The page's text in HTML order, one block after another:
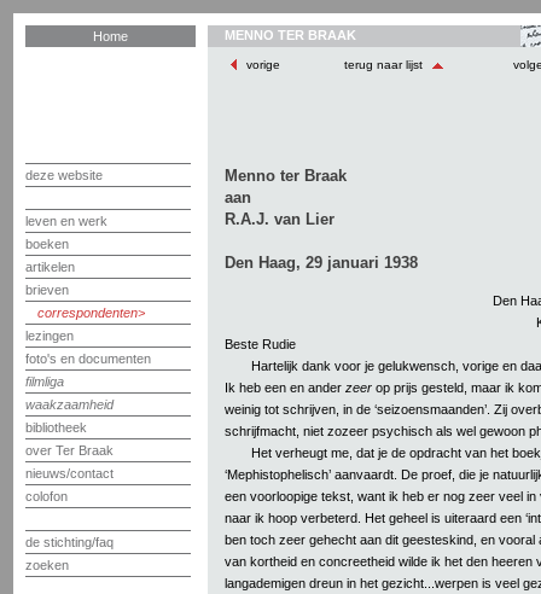
Home
deze website
leven en werk
boeken
artikelen
brieven
correspondenten
lezingen
foto's en documenten
filmliga
waakzaamheid
bibliotheek
over Ter Braak
nieuws/contact
colofon
de stichting/faq
zoeken
MENNO TER BRAAK
vorige terug naar lijst
Menno ter Braak
aan
R.A.J. van Lier
Den Haag, 29 januari 1938
Den
Beste Rudie
Hartelijk dank voor je gelukwensch, vorige en
Ik heb een en ander zeer op prijs gesteld, maar ik
weinig tot schrijven, in de ‘seizoensmaanden’. Zij
schrijfmacht, niet zozeer psychisch als wel gewoon
Het verheugt me, dat je de opdracht van het
‘Mephistophelisch’ aanvaardt. De proef, die je
een voorloopige tekst, want ik heb er nog zeer veel in
naar ik hoop verbeterd. Het geheel is uiteraard een
ben toch zeer gehecht aan dit geesteskind, en vooral
van kortheid en concreetheid wilde ik het den heeren
langademigen dreun in het gezicht...werpen is veel